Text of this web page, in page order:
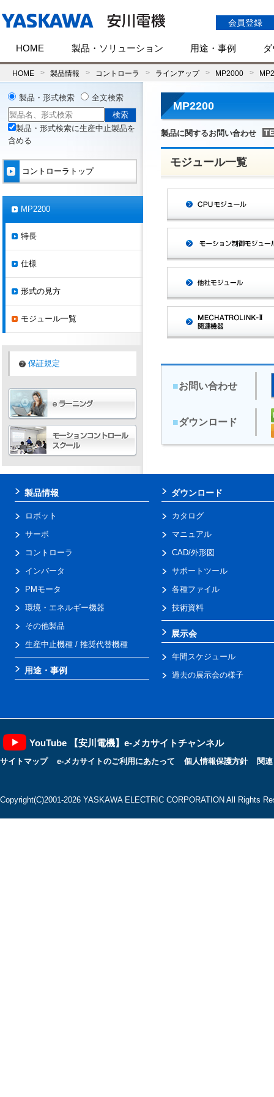
会員登録
HOME 製品・ソリューション 用途・事例
HOME 製品情報 コントローラ ラインアップ MP2000
MP2200
製品に関するお問い合わせ
モジュール一覧
■お問い合わせ
■ダウンロード
製品・形式検索 全文検索
製品・形式検索に生産中止製品を
含める
コントローラトップ
MP2200
特長
仕様
形式の見方
モジュール一覧
保証規定
製品情報
ロボット
サーボ
コントローラ
インバータ
PMモータ
環境・エネルギー機器
その他製品
生産中止機種 / 推奨代替機種
用途・事例
ダウンロード
カタログ
マニュアル
CAD/外形図
サポートツール
各種ファイル
技術資料
展示会
年間スケジュール
過去の展示会の様子
YouTube 【安川電機】e-メカサイトチャンネル
サイトマップ e-メカサイトのご利用にあたって 個人情報保護方針 関
Copyright(C)2001‐2026 YASKAWA ELECTRIC CORPORATION All Rights